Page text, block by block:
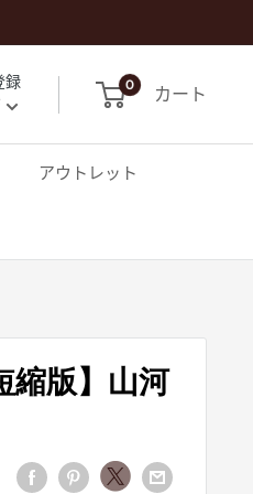
録 0 カート
アウトレット
縮版】山河